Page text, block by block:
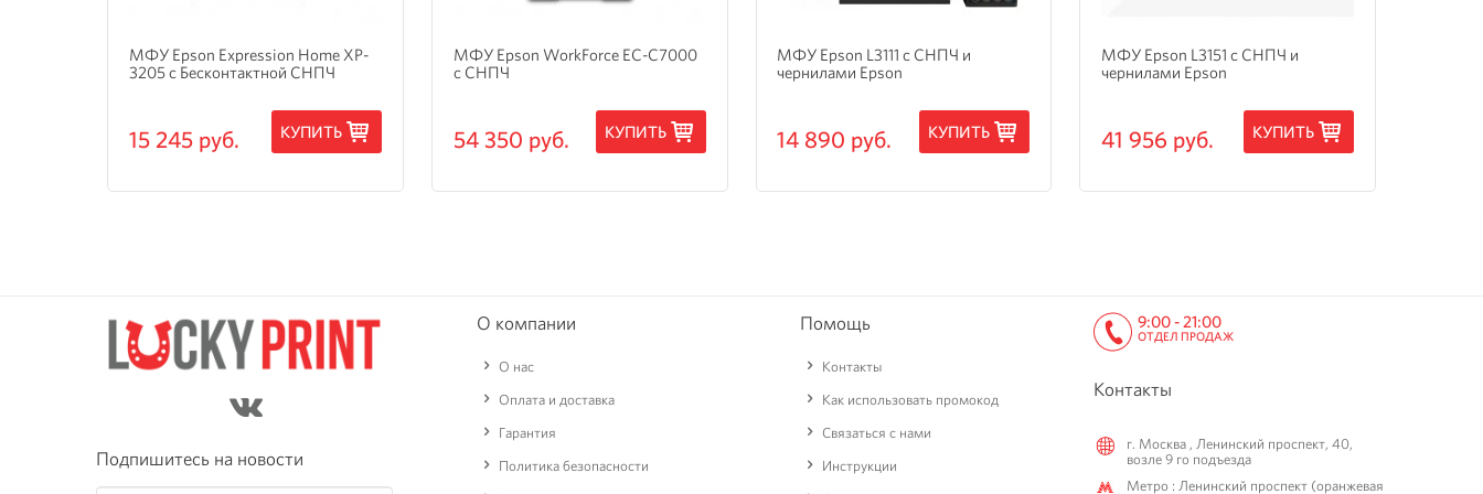
МФУ Epson Expression Home XP-
3205 с Бесконтактной СНПЧ
15 245 руб. КУПИТЬ
МФУ Epson WorkForce EC-C7000
с СНПЧ
54 350 руб. КУПИТЬ
МФУ Epson L3111 с СНПЧ и
чернилами Epson
14 890 руб. КУПИТЬ
МФУ Epson L3151 с СНПЧ и
чернилами Epson
41 956 руб. КУПИТЬ
Подпишитесь на новости
О компании
О нас
Оплата и доставка
Гарантия
Политика безопасности
Помощь
Контакты
Как использовать промокод
Связаться с нами
Инструкции
9:00 - 21:00
ОТДЕЛ ПРОДАЖ
Контакты
г. Москва , Ленинский проспект, 40,
возле 9 го подъезда
Метро : Ленинский проспект (оранжевая